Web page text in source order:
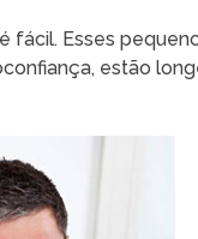
fácil. Esses
estão